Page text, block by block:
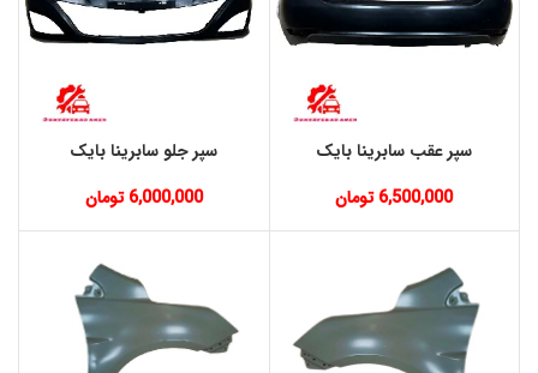
سپر عقب سابرینا بایک
6,500,000 تومان
سپر جلو سابرینا بایک
6,000,000 تومان